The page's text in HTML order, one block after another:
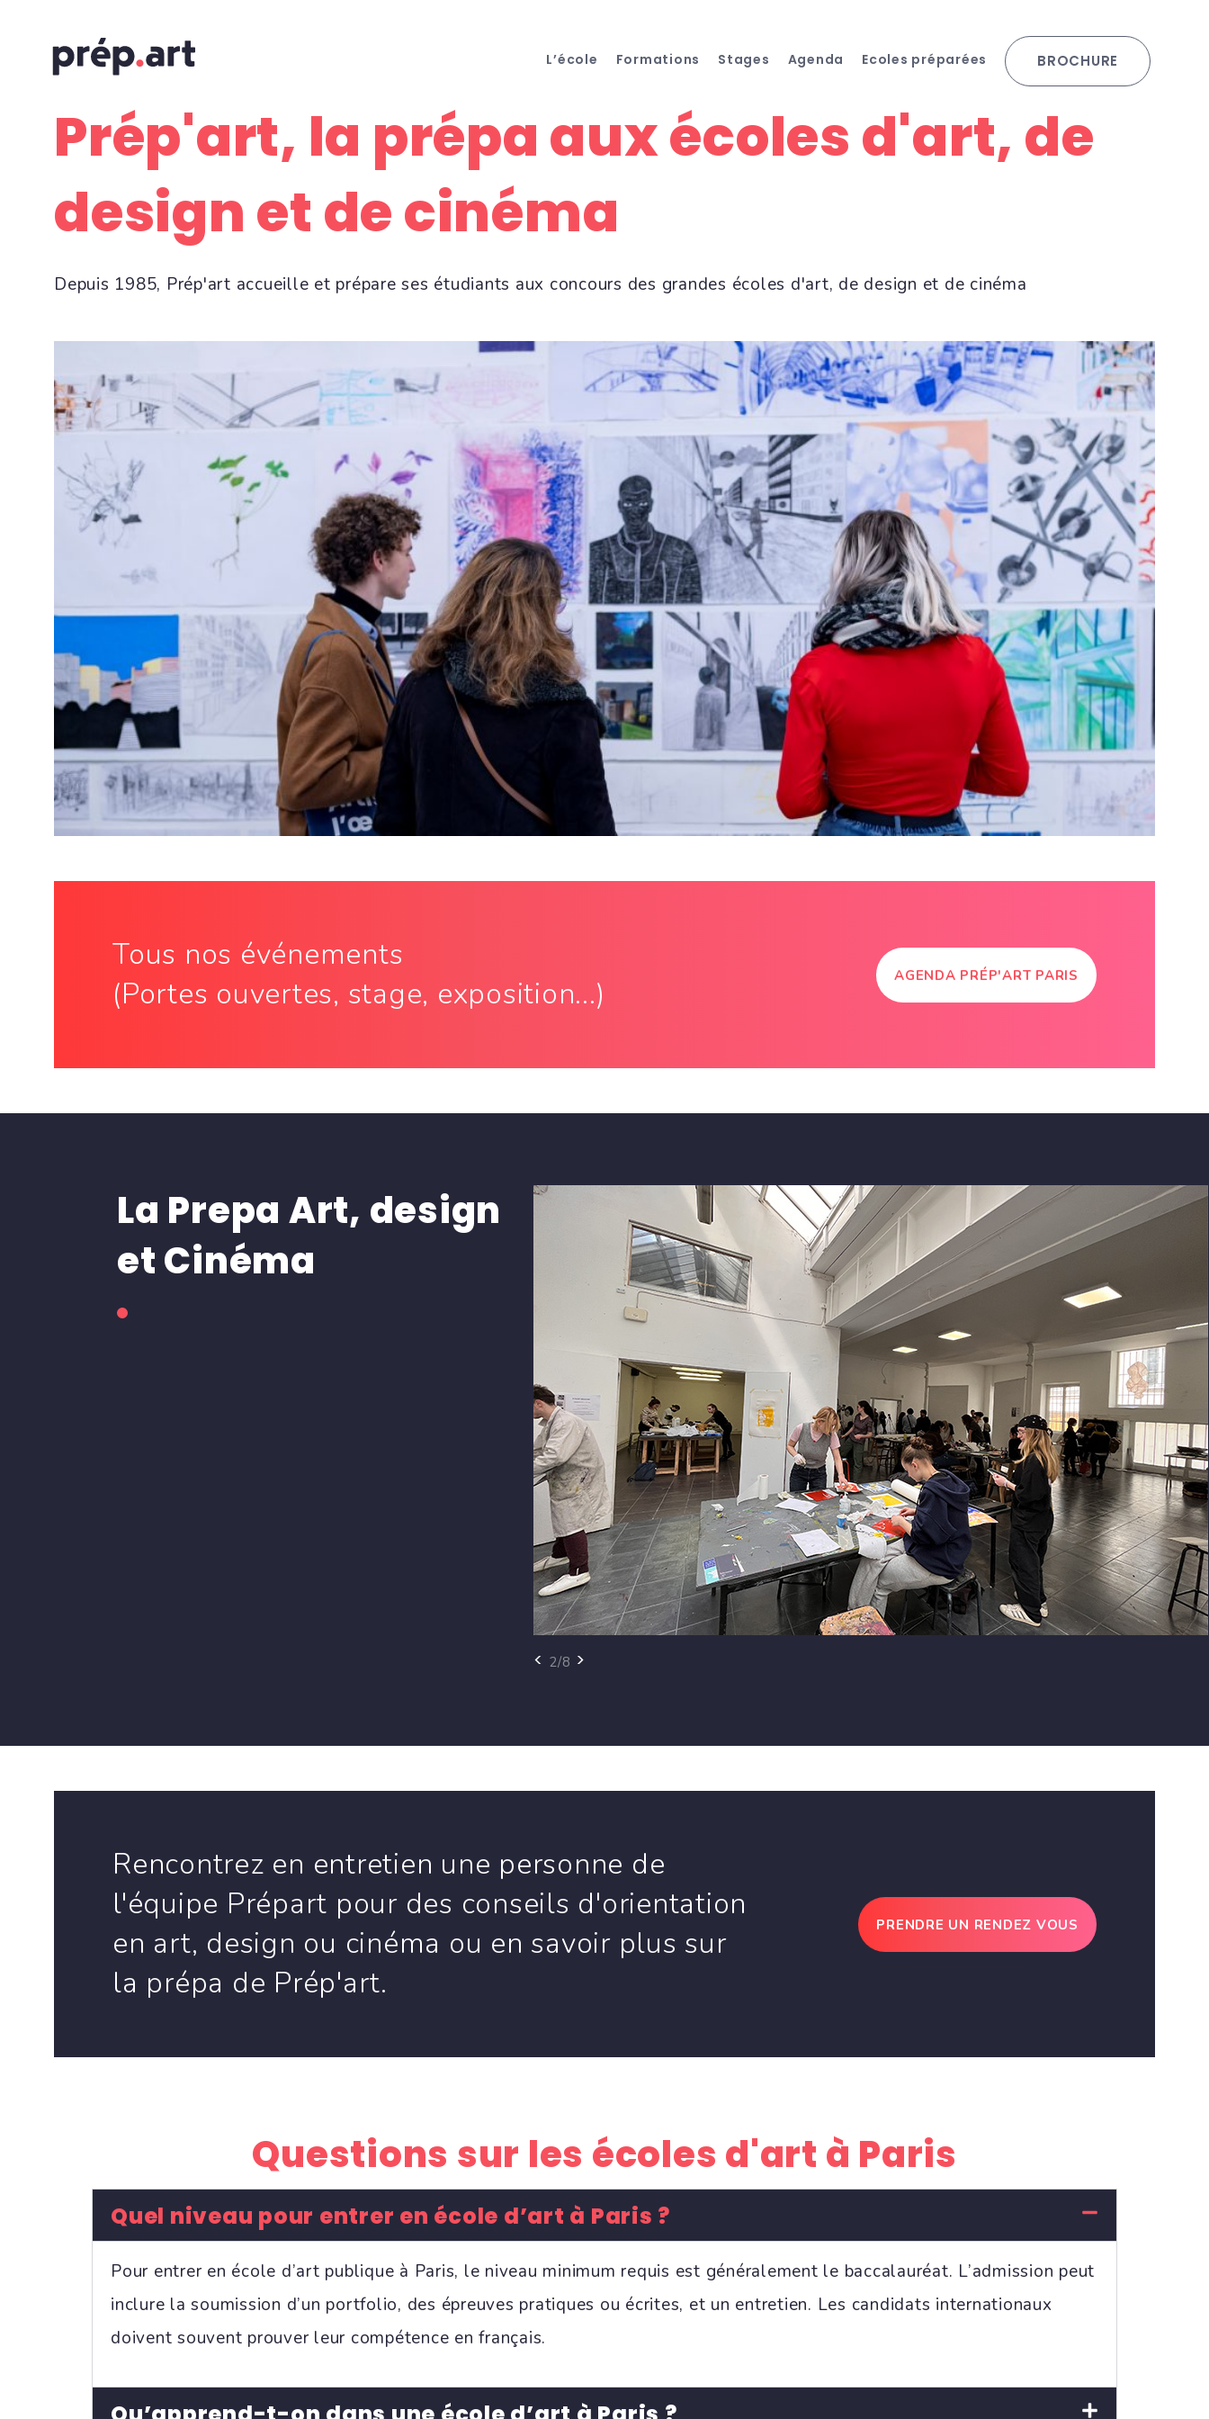
L’école Formations Stages Agenda Ecoles préparées BROCHURE
Prép'art, la prépa aux écoles d'art, de
design et de cinéma
Depuis 1985, Prép'art accueille et prépare ses étudiants aux concours des grandes écoles d'art, de design et de cinéma
Tous nos événements
(Portes ouvertes, stage, exposition...)
AGENDA PRÉP'ART PARIS
La Prepa Art, design
et Cinéma
< 3/8 >
Rencontrez en entretien une personne de
l'équipe Prépart pour des conseils d'orientation
en art, design ou cinéma ou en savoir plus sur
la prépa de Prép'art.
PRENDRE UN RENDEZ VOUS
Questions sur les écoles d'art à Paris
Quel niveau pour entrer en école d’art à Paris ?
Pour entrer en école d’art publique à Paris, le niveau minimum requis est généralement le baccalauréat. L’admission peut
inclure la soumission d’un portfolio, des épreuves pratiques ou écrites, et un entretien. Les candidats internationaux
doivent souvent prouver leur compétence en français.